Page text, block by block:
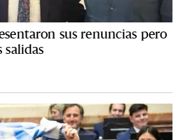
sus renuncias pero